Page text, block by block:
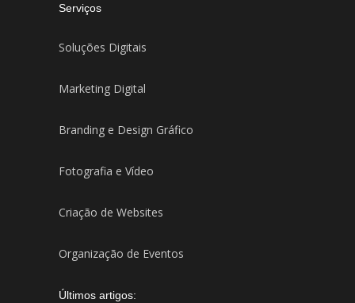
Serviços
Soluções Digitais
Marketing Digital
Branding e Design Gráfico
Fotografia e Vídeo
Criação de Websites
Organização de Eventos
Últimos artigos: